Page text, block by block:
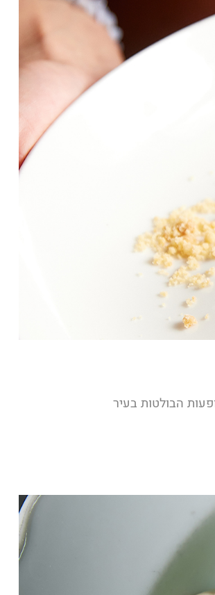
הבולטות בעיר